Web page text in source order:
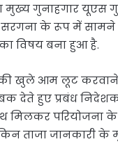
मुख्य गुनाहगार यूएस
सरगना के रूप में
का विषय बना हुआ है.
खुले आम लूट करवाने
देते हुए प्रबंध
मिलकर
ताजा जानकारी के